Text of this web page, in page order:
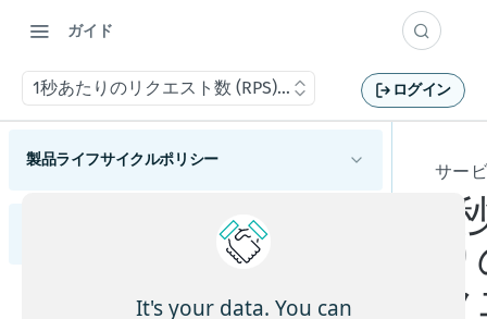
ガイド
1秒あたりのリクエスト数 (RPS) キャパシティプランニン
ログイン
製品ライフサイクルポリシー サー
It's your data. You can